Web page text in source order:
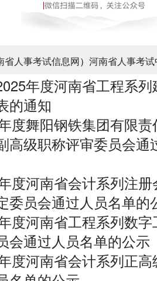
省人事考试信息网） 河南省人事考
年度河南省工程系
的通知
度舞阳钢铁集团有限
高级职称评审委员会通
度河南省会计系列注
委员会通过人员名单的
度河南省工程系列数
会通过人员名单的公示
度河南省会计系列正